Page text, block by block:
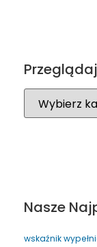
Nasze
wskaźnik